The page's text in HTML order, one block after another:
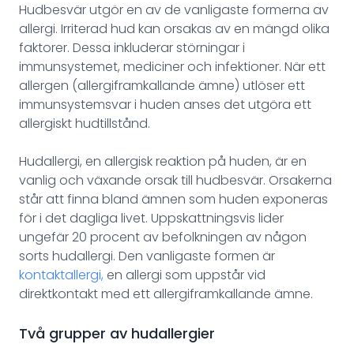
Hudbesvär utgör en av de vanligaste formerna av
allergi. Irriterad hud kan orsakas av en mängd olika
faktorer. Dessa inkluderar störningar i
immunsystemet, mediciner och infektioner. När ett
allergen (allergiframkallande ämne) utlöser ett
immunsystemsvar i huden anses det utgöra ett
allergiskt hudtillstånd.
Hudallergi, en allergisk reaktion på huden, är en
vanlig och växande orsak till hudbesvär. Orsakerna
står att finna bland ämnen som huden exponeras
för i det dagliga livet. Uppskattningsvis lider
ungefär 20 procent av befolkningen av någon
sorts hudallergi. Den vanligaste formen är
kontaktallergi, en allergi som uppstår vid
direktkontakt med ett allergiframkallande ämne.
Två grupper av hudallergier